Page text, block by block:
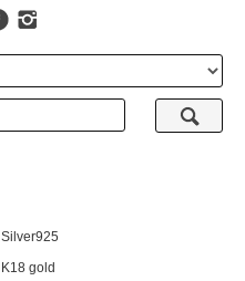
Silver925
K18 gold